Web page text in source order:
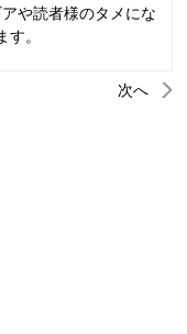
や読者様のタメにな
す。
次へ